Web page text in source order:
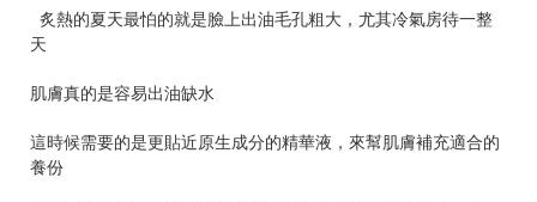
炙熱的夏天最怕的就是臉上出油毛孔粗大，尤其冷氣房待一整
天
肌膚真的是容易出油缺水
這時候需要的是更貼近原生成分的精華液，來幫肌膚補充適合的
養份